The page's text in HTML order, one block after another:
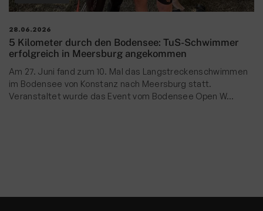
28.06.2026
5 Kilometer durch den Bodensee: TuS-Schwimmer
erfolgreich in Meersburg angekommen
Am 27. Juni fand zum 10. Mal das Langstreckenschwimmen
im Bodensee von Konstanz nach Meersburg statt.
Veranstaltet wurde das Event vom Bodensee Open W…